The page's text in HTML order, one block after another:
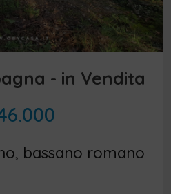
- in Vendita
bassano romano